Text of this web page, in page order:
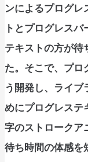
ンによるプログレ
トとプログレス
テキストの方が待
た。そこで、プロ
う開発し、ライブ
めにプログレステ
字のストロークア
待ち時間の体感を